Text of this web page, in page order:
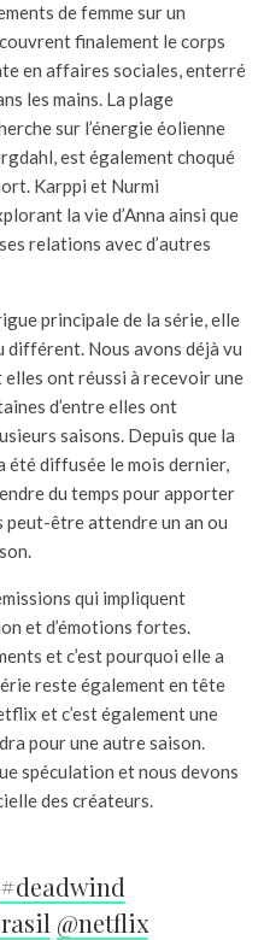
de femme sur un
finalement le corps
en affaires sociales, enterré
les mains. La plage
sur l’énergie éolienne
est également choqué
Karppi et Nurmi
la vie d’Anna ainsi que
relations avec d’autres
principale de la série, elle
différent. Nous avons déjà vu
elles ont réussi à recevoir une
d’entre elles ont
saisons. Depuis que la
été diffusée le mois dernier,
du temps pour apporter
peut-être attendre un an ou
qui impliquent
et d’émotions fortes.
et c’est pourquoi elle a
reste également en tête
et c’est également une
pour une autre saison.
spéculation et nous devons
des créateurs.
#deadwind
@netflix